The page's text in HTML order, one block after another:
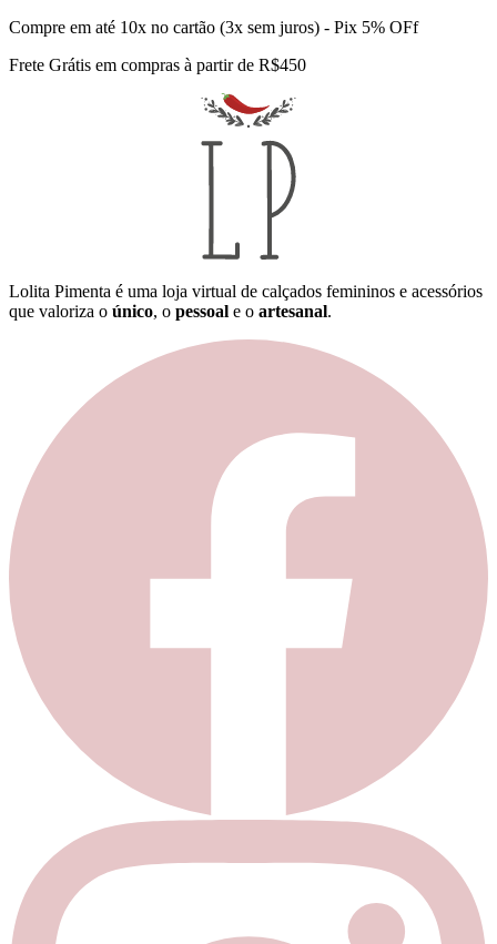
Compre em até 10x no cartão (3x sem juros) - Pix 5% OFf
Frete Grátis em compras à partir de R$450
Lolita Pimenta é uma loja virtual de calçados femininos e acessórios
que valoriza o único, o pessoal e o artesanal.